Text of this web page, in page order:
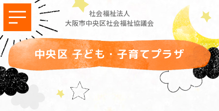
社会福祉法人
大阪市中央区社会福祉協議会
中央区 子ども・子育てプラザ